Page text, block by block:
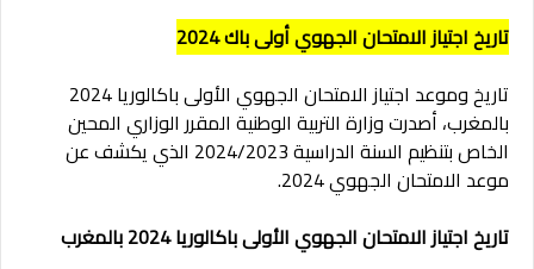
تاريخ اجتياز الامتحان الجهوي أولى باك 2024
تاريخ وموعد اجتياز الامتحان الجهوي الأولى باكالوريا 2024
بالمغرب، أصدرت وزارة التربية الوطنية المقرر الوزاري المحين
الخاص بتنظيم السنة الدراسية 2024/2023 الذي يكشف عن
موعد الامتحان الجهوي 2024.
تاريخ اجتياز الامتحان الجهوي الأولى باكالوريا 2024 بالمغرب